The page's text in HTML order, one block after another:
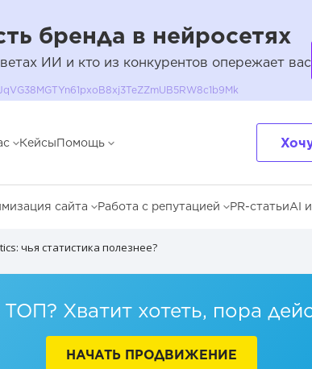
бренда в нейросетях
ИИ и кто из конкурентов опережает вас
КейсыПомощь
сайта Работа с репутацией PR-статьиAI
чья статистика полезнее?
Хватит хотеть, пора
НАЧАТЬ ПРОДВИЖЕНИЕ